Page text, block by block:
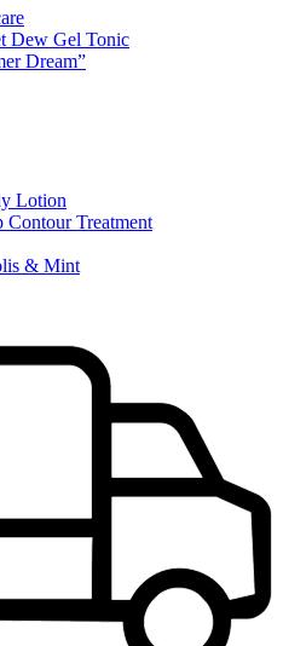
Dew Gel Tonic
Dream”
Lotion
Treatment
& Mint